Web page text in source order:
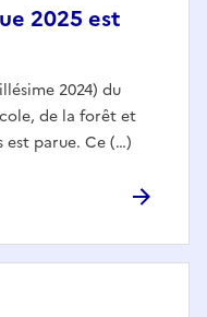
2025 est
2024) du
de la forêt et
parue. Ce (…)